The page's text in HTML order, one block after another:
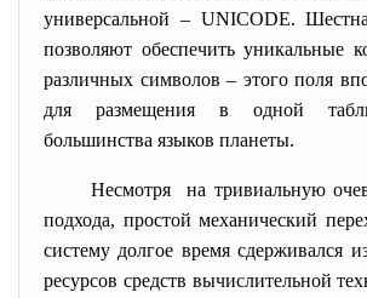
универсальной – UNICODE.
позволяют обеспечить уникальные
различных символов – этого поля
для размещения в одной
большинства языков планеты.
Несмотря на тривиальную
подхода, простой механический
систему долгое время сдерживался
ресурсов средств вычислительной